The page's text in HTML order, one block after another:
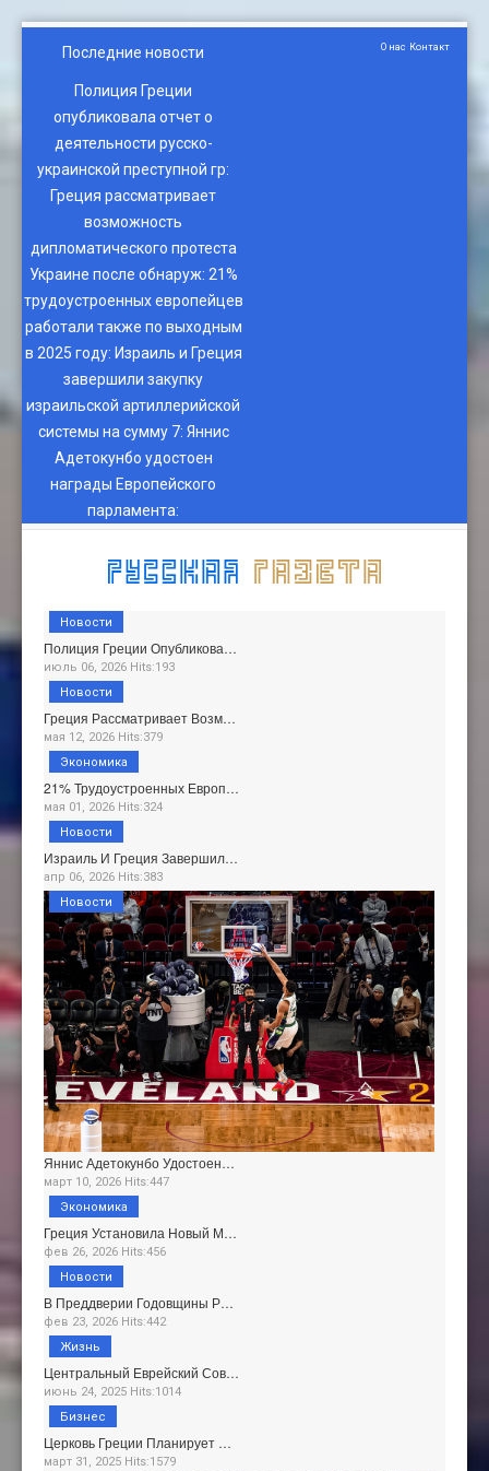
Последние новости
Полиция Греции
опубликовала отчет о
деятельности русско-
украинской преступной гр:
Греция рассматривает
возможность
дипломатического протеста
Украине после обнаруж: 21%
трудоустроенных европейцев
работали также по выходным
в 2025 году: Израиль и Греция
завершили закупку
израильской артиллерийской
системы на сумму 7: Яннис
Адетокунбо удостоен
награды Европейского
парламента:
О нас Контакт
Полиция Греции Опубликова…
июль 06, 2026 Hits:193
Новости
Греция Рассматривает Возм…
мая 12, 2026 Hits:379
Новости
21% Трудоустроенных Европ…
мая 01, 2026 Hits:324
Экономика
Израиль И Греция Завершил…
апр 06, 2026 Hits:383
Новости
Яннис Адетокунбо Удостоен…
март 10, 2026 Hits:447
Новости
Греция Установила Новый М…
фев 26, 2026 Hits:456
Экономика
В Преддверии Годовщины Р…
фев 23, 2026 Hits:442
Новости
Центральный Еврейский Сов…
июнь 24, 2025 Hits:1014
Жизнь
Церковь Греции Планирует …
март 31, 2025 Hits:1579
Бизнес